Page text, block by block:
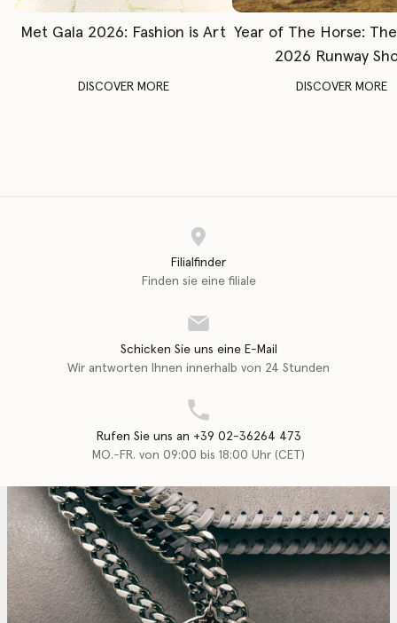
Met Gala 2026: Fashion is Art
DISCOVER MORE
Year of The Horse:
2026 Runway
DISCOVER MORE
Filialfinder
Finden sie eine filiale
Schicken Sie uns eine E-Mail
Wir antworten Ihnen innerhalb von 24 Stunden
Rufen Sie uns an +39 02-36264 473
MO.-FR. von 09:00 bis 18:00 Uhr (CET)